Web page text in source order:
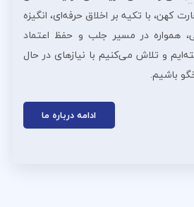
کهن، با تکیه بر اخلاق حرفه‌ای، انگیزه
همواره در مسیر جلب و حفظ اعتماد
و تلاش می‌کنیم با نیازهای در حال
باشیم.
ادامه درباره ما